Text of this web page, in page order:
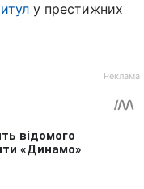
у престижних